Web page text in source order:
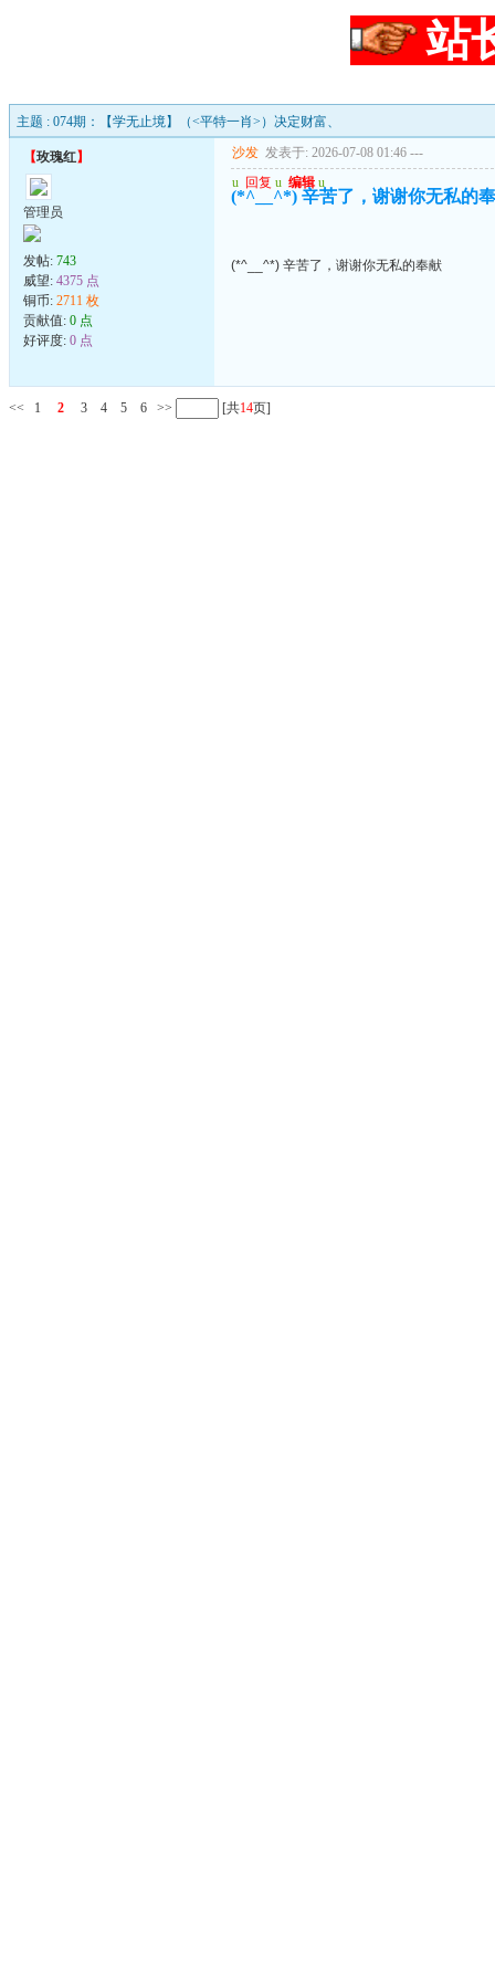
站
主题 : 074期：【学无止境】（<平特一肖>）决定财富、
【玫瑰红】
管理员
发帖: 743
威望: 4375 点
铜币: 2711 枚
贡献值: 0 点
好评度: 0 点
沙发 发表于: 2026-07-08 01:46 ---
u 回复 u 编辑 u
(*^__^*) 辛苦了，谢谢你无私的
(*^__^*) 辛苦了，谢谢你无私的奉献
<< 1 2 3 4 5 6 >> [共14页]